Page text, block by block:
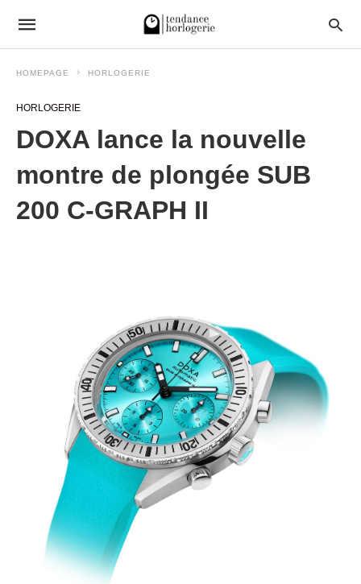
HOMEPAGE HORLOGERIE
HORLOGERIE
DOXA lance la nouvelle
montre de plongée SUB
200 C-GRAPH II